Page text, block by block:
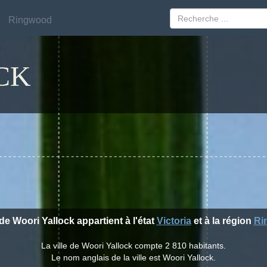
Ringwood
Woori Yallock appartient à l'état Victoriaet à la région
La ville de Woori Yallock compte 2 810 habitants.
Le nom anglais de la ville est Woori Yallock.
Ringwood